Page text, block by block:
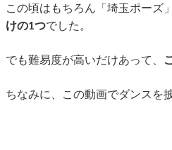
この頃はもちろん「埼玉ポーズ
けの1つでした。
でも難易度が高いだけあって、
ちなみに、この動画でダンスを